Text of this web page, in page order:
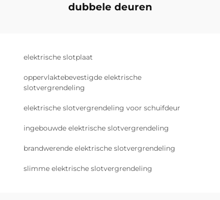
dubbele deuren
elektrische slotplaat
oppervlaktebevestigde elektrische
slotvergrendeling
elektrische slotvergrendeling voor schuifdeur
ingebouwde elektrische slotvergrendeling
brandwerende elektrische slotvergrendeling
slimme elektrische slotvergrendeling